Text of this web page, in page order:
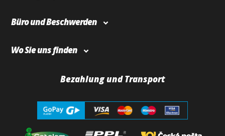
Büro und Beschwerden
Wo Sie uns finden
Bezahlung und Transport